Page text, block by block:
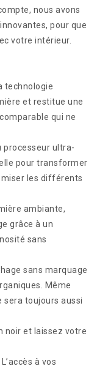
nous avons
pour que
votre intérieur.
technologie
et restitue une
qui ne
processeur ultra-
pour transformer
les différents
ambiante,
grâce à un
sans
sans marquage
Même
sera toujours aussi
noir et laissez votre
à vos